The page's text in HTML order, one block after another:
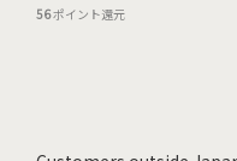
56ポイント還元